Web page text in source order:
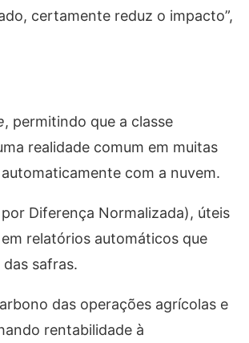
certamente reduz o impacto”,
, permitindo que a classe
realidade comum em muitas
com a nuvem.
Diferença Normalizada), úteis
relatórios automáticos que
safras.
das operações agrícolas e
rentabilidade à